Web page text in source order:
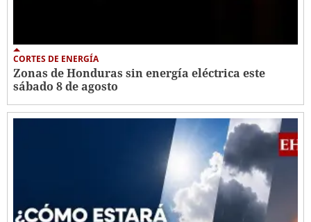
CORTES DE ENERGÍA
Zonas de Honduras sin energía eléctrica este
sábado 8 de agosto